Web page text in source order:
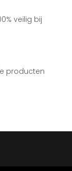
veilig bij
producten